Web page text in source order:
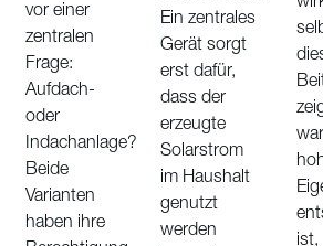
vor einer
zentralen
Frage:
Aufdach-
oder
Indachanlage?
Beide
Varianten
haben ihre
Ein zentrales
Gerät sorgt
erst dafür,
dass der
erzeugte
Solarstrom
im Haushalt
genutzt
werden
ist,